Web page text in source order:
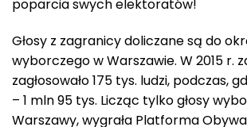
poparcia swych elektoratów!
Głosy z zagranicy doliczane są do
wyborczego w Warszawie. W 2015 r.
zagłosowało 175 tys. ludzi, podczas,
– 1 mln 95 tys. Licząc tylko głosy
Warszawy, wygrała Platforma